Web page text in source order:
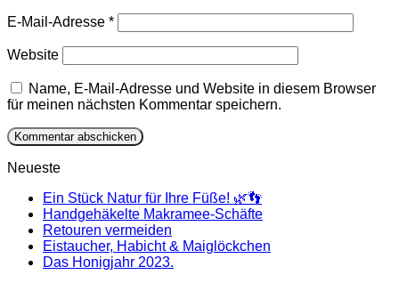
E-Mail-Adresse *
Website
Name, E-Mail-Adresse und Website in diesem Browser
für meinen nächsten Kommentar speichern.
Neueste
Ein Stück Natur für Ihre Füße! 🌿👣
Handgehäkelte Makramee-Schäfte
Retouren vermeiden
Eistaucher, Habicht & Maiglöckchen
Das Honigjahr 2023.